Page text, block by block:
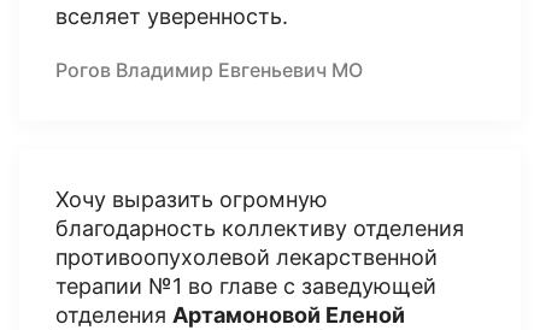
вселяет уверенность.
Рогов Владимир Евгеньевич МО
Хочу выразить огромную
благодарность коллективу отделения
противоопухолевой лекарственной
терапии №1 во главе с заведующей
отделения Артамоновой Еленой